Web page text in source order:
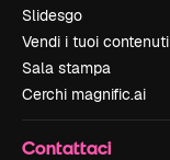
Slidesgo
Vendi i tuoi contenuti
Sala stampa
Cerchi magnific.ai
Contattaci